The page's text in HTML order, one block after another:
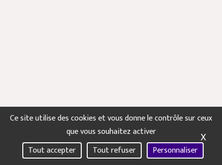
Ce site utilise des cookies et vous donne le contrôle sur ceux
que vous souhaitez activer
Tout accepter
Tout refuser Personnaliser
X